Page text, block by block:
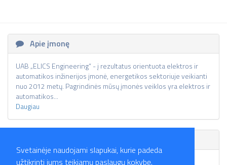
Svetainėje naudojami slapukai, kurie padeda
užtikrinti jums teikiamų paslaugų kokybę.
Apie įmonę
UAB „ELICS Engineering“ - į rezultatus orientuota elektros ir
automatikos inžinerijos įmonė, energetikos sektoriuje veikianti
nuo 2012 metų. Pagrindinės mūsų įmonės veiklos yra elektros ir
automatikos...
Daugiau
Skelbimų nėra.